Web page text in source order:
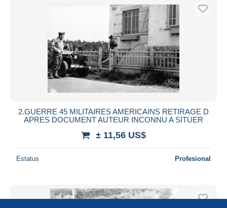
2.GUERRE 45 MILITAIRES AMERICAINS RETIRAGE D
APRES DOCUMENT AUTEUR INCONNU A SITUER
± 11,56 US$
Estatus Profesional